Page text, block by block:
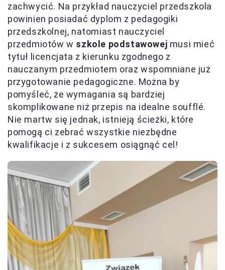
zachwycić. Na przykład nauczyciel przedszkola
powinien posiadać dyplom z pedagogiki
przedszkolnej, natomiast nauczyciel
przedmiotów w szkole podstawowej musi mieć
tytuł licencjata z kierunku zgodnego z
nauczanym przedmiotem oraz wspomniane już
przygotowanie pedagogiczne. Można by
pomyśleć, że wymagania są bardziej
skomplikowane niż przepis na idealne soufflé.
Nie martw się jednak, istnieją ścieżki, które
pomogą ci zebrać wszystkie niezbędne
kwalifikacje i z sukcesem osiągnąć cel!